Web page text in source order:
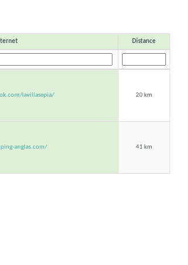
Distance
lavillasepia/ 20 km
anglas.com/ 41 km